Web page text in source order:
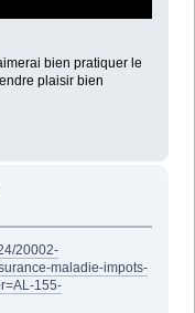
bien pratiquer le
plaisir bien
20002-
maladie-impots-
155-